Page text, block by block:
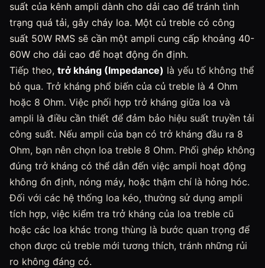
suất của kênh ampli dành cho dải cao để tránh tình
trạng quá tải, gây cháy loa. Một củ treble có công
suất 50W RMS sẽ cần một ampli cung cấp khoảng 40-
60W cho dải cao để hoạt động ổn định.
Tiếp theo, trở kháng (Impedance) là yếu tố không thể
bỏ qua. Trở kháng phổ biến của củ treble là 4 Ohm
hoặc 8 Ohm. Việc phối hợp trở kháng giữa loa và
ampli là điều cần thiết để đảm bảo hiệu suất truyền tải
công suất. Nếu ampli của bạn có trở kháng đầu ra 8
Ohm, bạn nên chọn loa treble 8 Ohm. Phối ghép không
đúng trở kháng có thể dẫn đến việc ampli hoạt động
không ổn định, nóng máy, hoặc thậm chí là hỏng hóc.
Đối với các hệ thống loa kéo, thường sử dụng ampli
tích hợp, việc kiểm tra trở kháng của loa treble cũ
hoặc các loa khác trong thùng là bước quan trọng để
chọn được củ treble mới tương thích, tránh những rủi
ro không đáng có.